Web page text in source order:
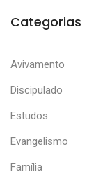
Categorias
Avivamento
Discipulado
Estudos
Evangelismo
Família